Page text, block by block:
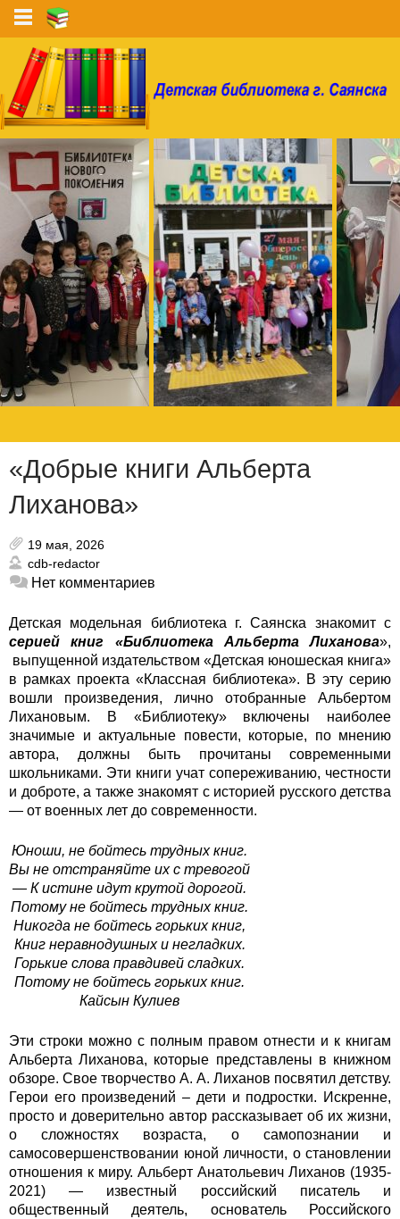
«Добрые книги Альберта
Лиханова»
19 мая, 2026
cdb-redactor
Нет комментариев
Детская модельная библиотека г. Саянска знакомит с
серией книг
«Библиотека Альберта Лиханова»,
выпущенной издательством «Детская юношеская книга»
в рамках проекта «Классная библиотека». В эту серию
вошли произведения, лично отобранные Альбертом
Лихановым. В «Библиотеку» включены наиболее
значимые и актуальные повести, которые, по мнению
автора, должны быть прочитаны современными
школьниками. Эти книги учат сопереживанию, честности
и доброте, а также знакомят с историей русского детства
— от военных лет до современности.
Юноши, не бойтесь трудных книг.
Вы не отстраняйте их с тревогой
— К истине идут крутой дорогой.
Потому не бойтесь трудных книг.
Никогда не бойтесь горьких книг,
Книг неравнодушных и негладких.
Горькие слова правдивей сладких.
Потому не бойтесь горьких книг.
Кайсын Кулиев
Эти строки можно с полным правом отнести и к книгам
Альберта Лиханова, которые представлены в книжном
обзоре. Свое творчество А. А. Лиханов посвятил детству.
Герои его произведений – дети и подростки. Искренне,
просто и доверительно автор рассказывает об их жизни,
о сложностях возраста, о самопознании и
самосовершенствовании юной личности, о становлении
отношения к миру. Альберт Анатольевич Лиханов (1935-
2021) — известный российский писатель и
общественный деятель, основатель Российского